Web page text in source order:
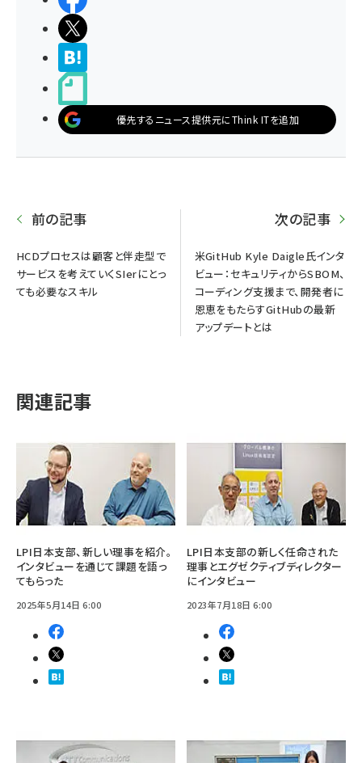
優先するニュース提供元にThink ITを追加
前の記事
HCDプロセスは顧客と伴走型で
サービスを考えていくSIerにとっ
ても必要なスキル
次の記事
米GitHub Kyle Daigle氏インタ
ビュー：セキュリティからSBOM、
コーディング支援まで、開発者に
恩恵をもたらすGitHubの最新
アップデートとは
関連記事
LPI日本支部、新しい理事を紹介。
インタビューを通じて課題を語っ
てもらった
2025年5月14日 6:00
LPI日本支部の新しく任命された
理事とエグゼクティブディレクター
にインタビュー
2023年7月18日 6:00